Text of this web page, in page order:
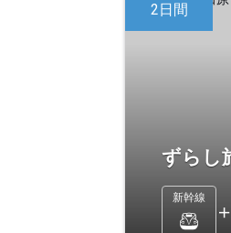
2日間
ずらし
新幹線